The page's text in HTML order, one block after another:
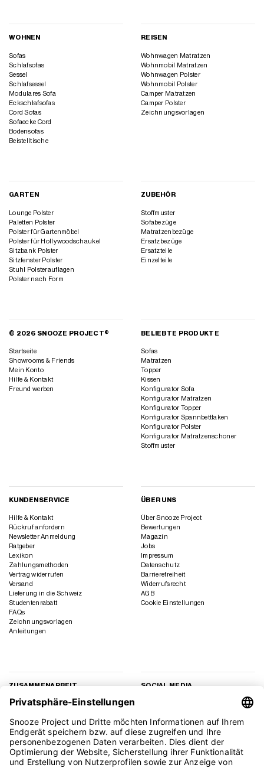
WOHNEN
Sofas
Schlafsofas
Sessel
Schlafsessel
Modulares Sofa
Eckschlafsofas
Cord Sofas
Sofaecke Cord
Bodensofas
Beistelltische
REISEN
Wohnwagen Matratzen
Wohnmobil Matratzen
Wohnwagen Polster
Wohnmobil Polster
Camper Matratzen
Camper Polster
Zeichnungsvorlagen
GARTEN
Lounge Polster
Paletten Polster
Polster für Gartenmöbel
Polster für Hollywoodschaukel
Sitzbank Polster
Sitzfenster Polster
Stuhl Polsterauflagen
Polster nach Form
ZUBEHÖR
Stoffmuster
Sofabezüge
Matratzenbezüge
Ersatzbezüge
Ersatzteile
Einzelteile
© 2026 SNOOZE PROJECT®
Startseite
Showrooms & Friends
Mein Konto
Hilfe & Kontakt
Freund werben
BELIEBTE PRODUKTE
Sofas
Matratzen
Topper
Kissen
Konfigurator Sofa
Konfigurator Matratzen
Konfigurator Topper
Konfigurator Spannbettlaken
Konfigurator Polster
Konfigurator Matratzenschoner
Stoffmuster
KUNDENSERVICE
Hilfe & Kontakt
Rückruf anfordern
Newsletter Anmeldung
Ratgeber
Lexikon
Zahlungsmethoden
Vertrag widerrufen
Versand
Lieferung in die Schweiz
Studentenrabatt
FAQs
Zeichnungsvorlagen
Anleitungen
ÜBER UNS
Über Snooze Project
Bewertungen
Magazin
Jobs
Impressum
Datenschutz
Barrierefreiheit
Widerrufsrecht
AGB
Cookie Einstellungen
ZUSAMMENARBEIT
Geschäftskunden
Presse
Affiliate Marketing
SOCIAL MEDIA
TikTok
YouTube
Pinterest
LinkedIn